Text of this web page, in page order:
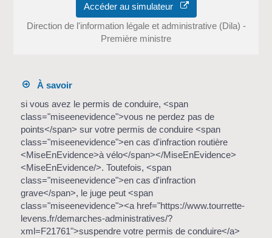
Accéder au simulateur
Direction de l'information légale et administrative (Dila) -
Première ministre
À savoir
si vous avez le permis de conduire, <span
class="miseenevidence">vous ne perdez pas de
points</span> sur votre permis de conduire <span
class="miseenevidence">en cas d'infraction routière
<MiseEnEvidence>à vélo</span></MiseEnEvidence>
<MiseEnEvidence/>. Toutefois, <span
class="miseenevidence">en cas d'infraction
grave</span>, le juge peut <span
class="miseenevidence"><a href="https://www.tourrette-
levens.fr/demarches-administratives/?
xml=F21761">suspendre votre permis de conduire</a>